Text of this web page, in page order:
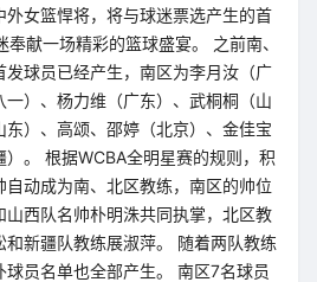
女篮悍将，将与球迷票选产生的首
献一场精彩的篮球盛宴。 之前南、
球员已经产生，南区为李月汝（广
）、杨力维（广东）、武桐桐（山
）、高颂、邵婷（北京）、金佳宝
）。 根据WCBA全明星赛的规则，积
动成为南、北区教练，南区的帅位
西队名帅朴明洙共同执掌，北区教
新疆队教练展淑萍。 随着两队教练
员名单也全部产生。 南区7名球员